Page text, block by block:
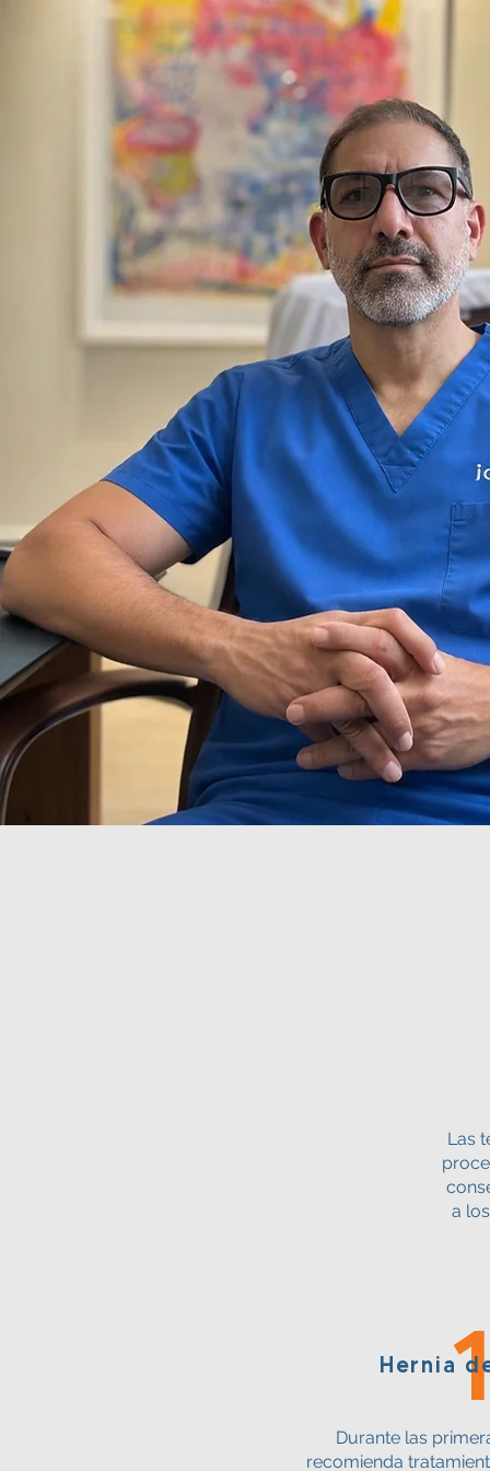
Las
a
Hernia
Durante las
recomienda